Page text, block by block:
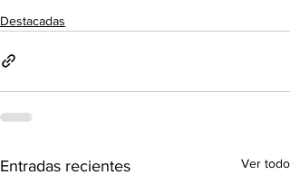
Destacadas
Entradas recientes Ver todo